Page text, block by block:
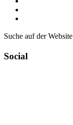
Suche auf der Website
Social